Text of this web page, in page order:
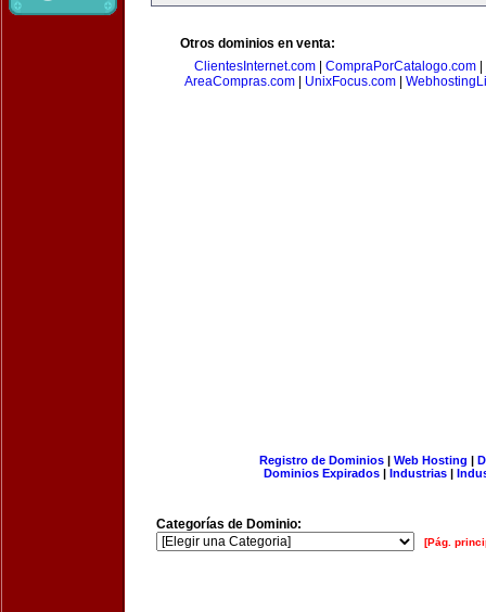
Otros dominios en venta:
ClientesInternet.com
CompraPorCatalogo.com
AreaCompras.com
UnixFocus.com
Registro de Dominios| Web Hosting |
Dominios Expirados | Industrias |
Categorías de Dominio:
[Pág.